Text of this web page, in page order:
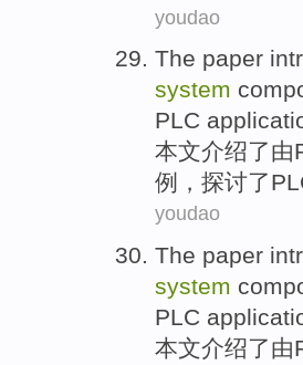
youdao
The paper
system
PLC
本文介绍了由
例
， 探讨了
youdao
The paper
system
PLC
本文介绍了由